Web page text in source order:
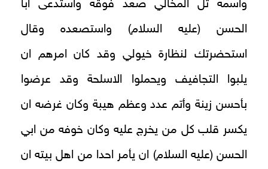
واسمه تل المخالي صعد فوقه واستدعى ابا
الحسن (عليه السلام) واستصعده وقال
استحضرتك لنظارة خيولي وقد كان امرهم ان
يلبوا التجافيف ويحملوا الاسلحة وقد عرضوا
بأحسن زينة وأتم عدد وعظم هيبة وكان غرضه ان
يكسر قلب كل من يخرج عليه وكان خوفه من ابي
الحسن (عليه السلام) ان يأمر احدا من اهل بيته ان